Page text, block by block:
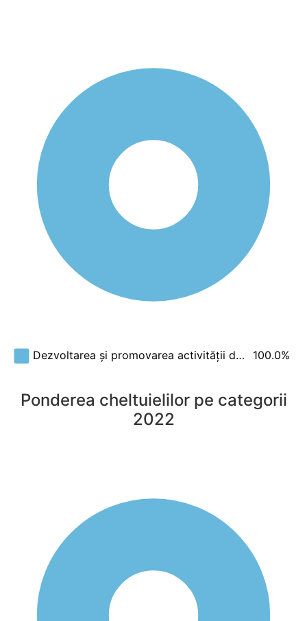
Dezvoltarea și promovarea activității d… 100.0%
Ponderea cheltuielilor pe categorii
2022